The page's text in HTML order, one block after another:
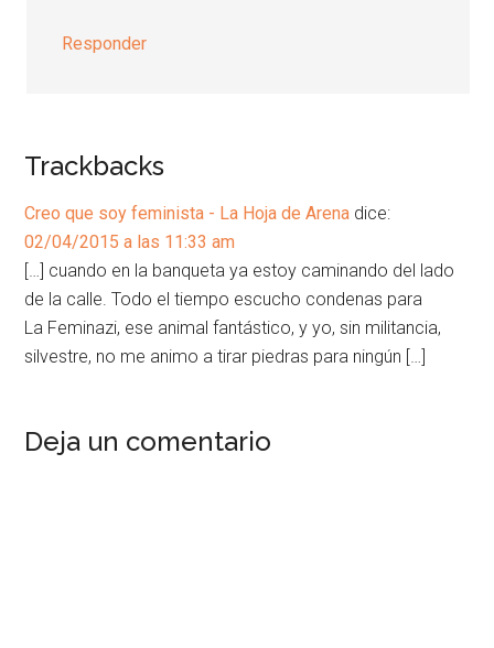
Responder
Trackbacks
Creo que soy feminista - La Hoja de Arena dice:
02/04/2015 a las 11:33 am
[…] cuando en la banqueta ya estoy caminando del lado
de la calle. Todo el tiempo escucho condenas para
La Feminazi, ese animal fantástico, y yo, sin militancia,
silvestre, no me animo a tirar piedras para ningún […]
Deja un comentario